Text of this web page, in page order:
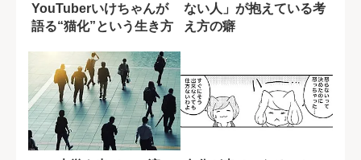
YouTuberいけちゃんが
語る“猫化”という生き方
ない人」が抱えている考
え方の癖